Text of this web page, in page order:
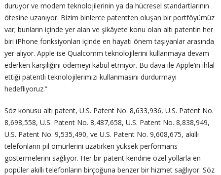
duruyor ve modem teknolojilerinin ya da hücresel standartlarının
ötesine uzanıyor. Bizim binlerce patentten oluşan bir portföyümüz
var; bunların içinde yer alan ve şikâyete konu olan altı patentin her
biri iPhone fonksiyonları içinde en hayati önem taşıyanlar arasında
yer alıyor. Apple ise Qualcomm teknolojilerini kullanmaya devam
ederken karşılığını ödemeyi kabul etmiyor. Bu dava ile Apple’ın ihlal
ettiği patentli teknolojilerimizi kullanmasını durdurmayı
hedefliyoruz.”
Söz konusu altı patent, U.S. Patent No. 8,633,936, U.S. Patent No.
8,698,558, U.S. Patent No. 8,487,658, U.S. Patent No. 8,838,949,
U.S. Patent No. 9,535,490, ve U.S. Patent No. 9,608,675, akıllı
telefonların pil ömürlerini uzatırken yüksek performans
göstermelerini sağlıyor. Her bir patent kendine özel yollarla en
popüler akıllı telefonların birçoğuna benzer bir hizmet sağlıyor. Söz